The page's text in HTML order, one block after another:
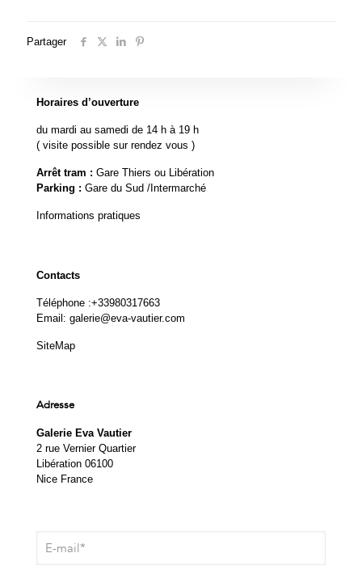
Partager
Horaires d’ouverture
du mardi au samedi de 14 h à 19 h
( visite possible sur rendez vous )
Arrêt tram : Gare Thiers ou Libération
Parking : Gare du Sud /Intermarché
Informations pratiques
Contacts
Téléphone :+33980317663
Email: galerie@eva-vautier.com
SiteMap
Adresse
Galerie Eva Vautier
2 rue Vernier Quartier
Libération 06100
Nice France